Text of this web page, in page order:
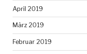
April 2019
März 2019
Februar 2019